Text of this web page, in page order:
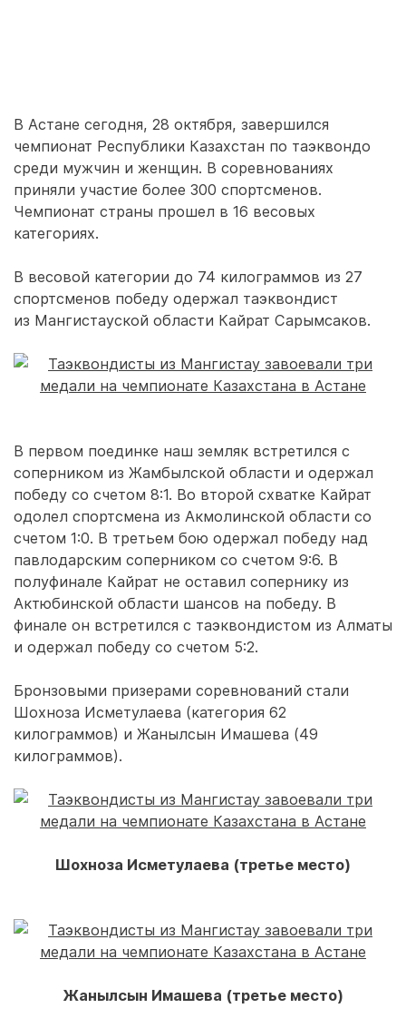
В Астане сегодня, 28 октября, завершился
чемпионат Республики Казахстан по таэквондо
среди мужчин и женщин. В соревнованиях
приняли участие более 300 спортсменов.
Чемпионат страны прошел в 16 весовых
категориях.
В весовой категории до 74 килограммов из 27
спортсменов победу одержал таэквондист
из Мангистауской области Кайрат Сарымсаков.
В первом поединке наш земляк встретился с
соперником из Жамбылской области и одержал
победу со счетом 8:1. Во второй схватке Кайрат
одолел спортсмена из Акмолинской области со
счетом 1:0. В третьем бою одержал победу над
павлодарским соперником со счетом 9:6. В
полуфинале Кайрат не оставил сопернику из
Актюбинской области шансов на победу. В
финале он встретился с таэквондистом из Алматы
и одержал победу со счетом 5:2.
Бронзовыми призерами соревнований стали
Шохноза Исметулаева (категория 62
килограммов) и Жанылсын Имашева (49
килограммов).
Шохноза Исметулаева (третье место)
Жанылсын Имашева (третье место)